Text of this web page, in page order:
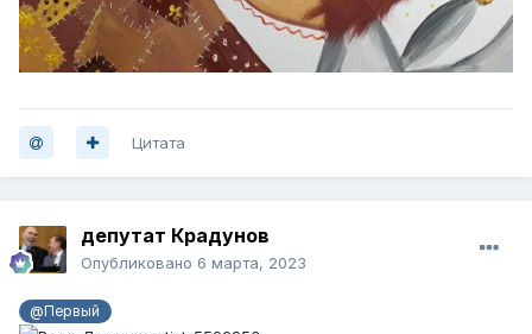
Цитата
депутат Крадунов
Опубликовано 6 марта, 2023
@Первый